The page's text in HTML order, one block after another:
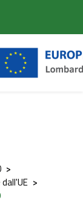
>
>